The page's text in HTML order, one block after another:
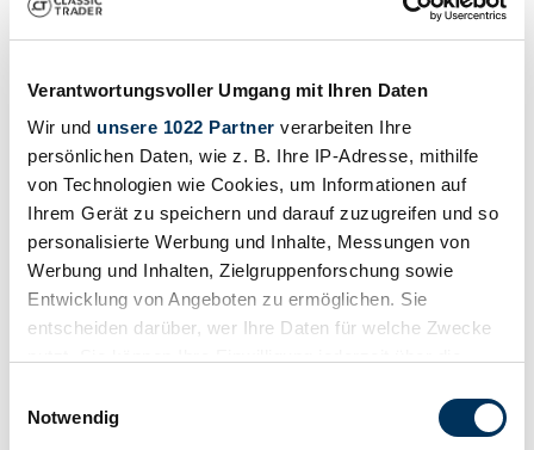
Verantwortungsvoller Umgang mit Ihren Daten
Wir und unsere 1022 Partner verarbeiten Ihre
persönlichen Daten, wie z. B. Ihre IP-Adresse, mithilfe
von Technologien wie Cookies, um Informationen auf
Ihrem Gerät zu speichern und darauf zuzugreifen und so
personalisierte Werbung und Inhalte, Messungen von
Werbung und Inhalten, Zielgruppenforschung sowie
Entwicklung von Angeboten zu ermöglichen. Sie
entscheiden darüber, wer Ihre Daten für welche Zwecke
Trigger Symbol ändern oder widerrufen
Notwendig
Carrosserie detail
Coupé (Coupe)